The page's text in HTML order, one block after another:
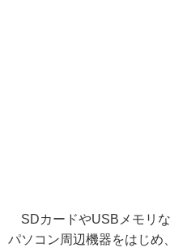
SDカードやUSBメモリ
パソコン周辺機器をはじめ